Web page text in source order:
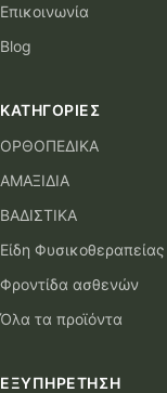
Επικοινωνία
Blog
ΚΑΤΗΓΟΡΊΕΣ
ΟΡΘΟΠΕΔΙΚΑ
ΑΜΑΞΙΔΙΑ
ΒΑΔΙΣΤΙΚΑ
Είδη Φυσικοθεραπείας
Φροντίδα ασθενών
Όλα τα προϊόντα
ΕΞΥΠΗΡΈΤΗΣΗ